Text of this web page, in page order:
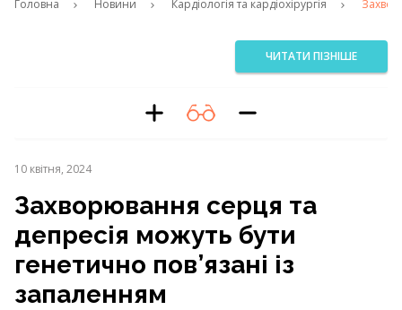
Головна Новини Кардіологія та кардіохірургія
ЧИТАТИ ПІЗНІШЕ
10 квітня, 2024
Захворювання серця та
депресія можуть бути
генетично пов’язані із
запаленням